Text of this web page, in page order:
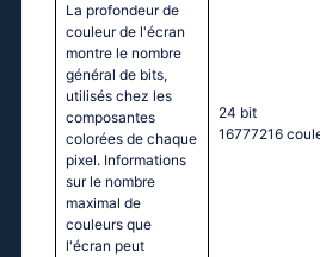
La profondeur de
couleur de l'écran
montre le nombre
général de bits,
utilisés chez les
composantes
colorées de chaque
pixel. Informations
sur le nombre
maximal de
couleurs que
l'écran peut
24 bit
16777216